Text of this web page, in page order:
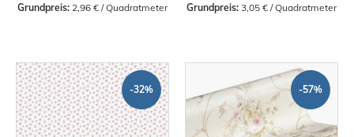
Grundpreis: 2,96 € / Quadratmeter Grundpreis: 3,05 € / Quadratmeter
-32% -57%